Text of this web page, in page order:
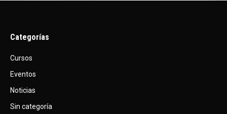
Categorías
Cursos
Eventos
Noticias
Sin categoría